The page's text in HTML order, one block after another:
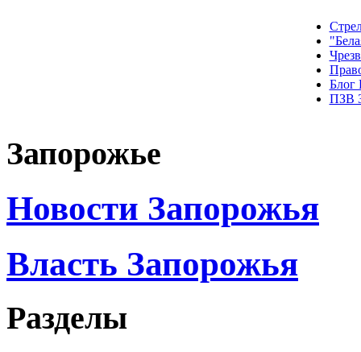
Блог
ПЗВ
Запорожье
Новости Запорожья
Власть Запорожья
Разделы